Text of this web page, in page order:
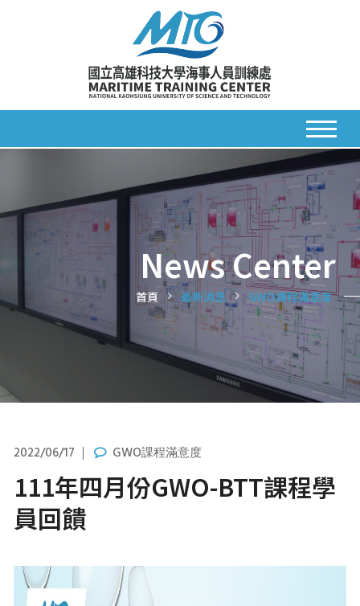
News Center
首頁 最新消息 GWO課程滿意度
2022/06/17 GWO課程滿意度
111年四月份GWO-BTT課程學
員回饋